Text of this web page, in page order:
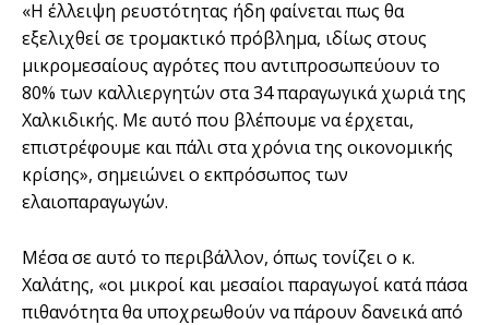
«Η έλλειψη ρευστότητας ήδη φαίνεται πως θα
εξελιχθεί σε τρομακτικό πρόβλημα, ιδίως στους
μικρομεσαίους αγρότες που αντιπροσωπεύουν το
80% των καλλιεργητών στα 34 παραγωγικά χωριά της
Χαλκιδικής. Με αυτό που βλέπουμε να έρχεται,
επιστρέφουμε και πάλι στα χρόνια της οικονομικής
κρίσης», σημειώνει ο εκπρόσωπος των
ελαιοπαραγωγών.
Μέσα σε αυτό το περιβάλλον, όπως τονίζει ο κ.
Χαλάτης, «οι μικροί και μεσαίοι παραγωγοί κατά πάσα
πιθανότητα θα υποχρεωθούν να πάρουν δανεικά από